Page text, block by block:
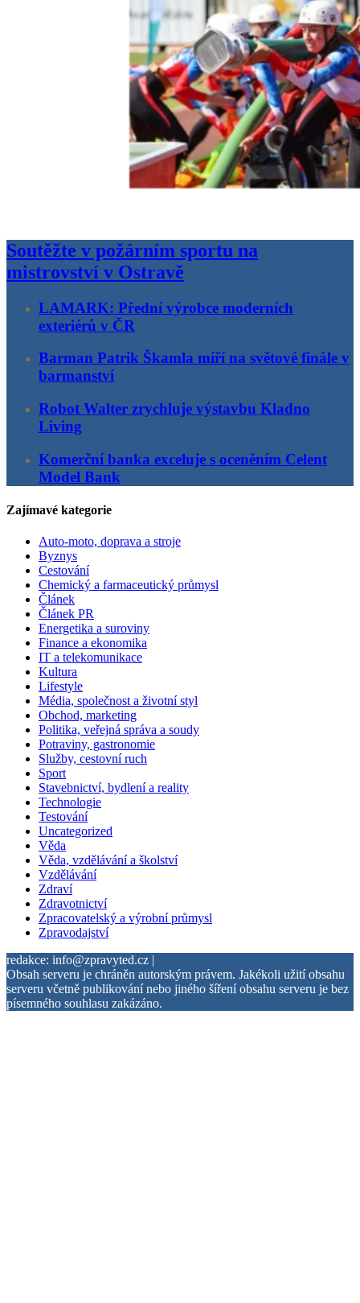
Soutěžte v požárním sportu na
mistrovství v Ostravě
LAMARK: Přední výrobce moderních
exteriérů v ČR
Barman Patrik Škamla míří na světové finále v
barmanství
Robot Walter zrychluje výstavbu Kladno
Living
Komerční banka exceluje s oceněním Celent
Model Bank
Zajímavé kategorie
Auto-moto, doprava a stroje
Byznys
Cestování
Chemický a farmaceutický průmysl
Článek
Článek PR
Energetika a suroviny
Finance a ekonomika
IT a telekomunikace
Kultura
Lifestyle
Média, společnost a životní styl
Obchod, marketing
Politika, veřejná správa a soudy
Potraviny, gastronomie
Služby, cestovní ruch
Sport
Stavebnictví, bydlení a reality
Technologie
Testování
Uncategorized
Věda
Věda, vzdělávání a školství
Vzdělávání
Zdraví
Zdravotnictví
Zpracovatelský a výrobní průmysl
Zpravodajství
redakce: info@zpravyted.cz |
Obsah serveru je chráněn autorským právem. Jakékoli užití obsahu
serveru včetně publikování nebo jiného šíření obsahu serveru je bez
písemného souhlasu zakázáno.